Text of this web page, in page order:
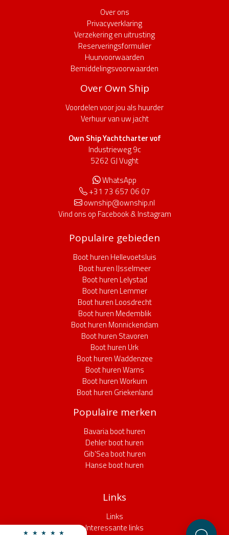
★ ★ ★ ★ ★
Over ons
Privacyverklaring
Verzekering en uitrusting
Reserveringsformulier
Huurvoorwaarden
Bemiddelingsvoorwaarden
Over Own Ship
Voordelen voor jou als huurder
Verhuur van uw jacht
Own Ship Yachtcharter vof
Industrieweg 9c
5262 GJ Vught
WhatsApp
+31 73 657 06 07
ownship@ownship.nl
Vind ons op Facebook& Instagram
Populaire gebieden
Boot huren Hellevoetsluis
Boot huren IJsselmeer
Boot huren Lelystad
Boot huren Lemmer
Boot huren Loosdrecht
Boot huren Medemblik
Boot huren Monnickendam
Boot huren Stavoren
Boot huren Urk
Boot huren Waddenzee
Boot huren Warns
Boot huren Workum
Boot huren Griekenland
Populaire merken
Bavaria boot huren
Dehler boot huren
Gib'Sea boot huren
Hanse boot huren
Links
Links
Interessante links